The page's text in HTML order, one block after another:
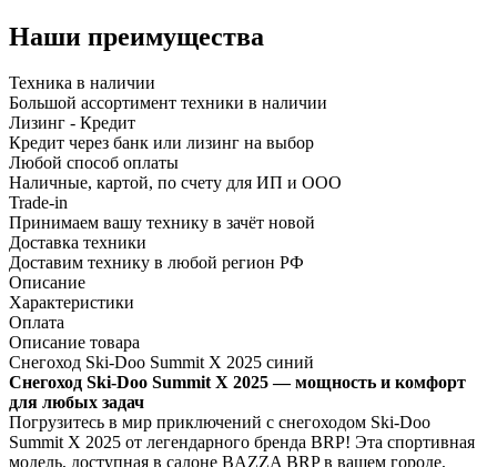
Наши преимущества
Техника в наличии
Большой ассортимент техники в наличии
Лизинг - Кредит
Кредит через банк или лизинг на выбор
Любой способ оплаты
Наличные, картой, по счету для ИП и ООО
Trade-in
Принимаем вашу технику в зачёт новой
Доставка техники
Доставим технику в любой регион РФ
Описание
Характеристики
Оплата
Описание товара
Снегоход Ski-Doo Summit X 2025 синий
Снегоход Ski-Doo Summit X 2025 — мощность и комфорт
для любых задач
Погрузитесь в мир приключений с снегоходом Ski-Doo
Summit X 2025 от легендарного бренда BRP! Эта спортивная
модель, доступная в салоне BAZZA BRP в вашем городе,